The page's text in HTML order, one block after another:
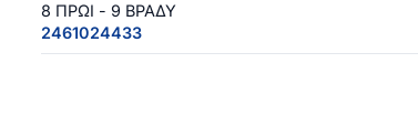
8 ΠΡΩΙ - 9 ΒΡΑΔΥ
2461024433